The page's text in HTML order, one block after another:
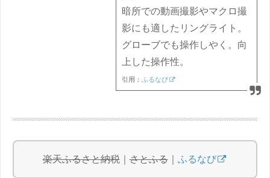
暗所での動画撮影やマクロ撮
影にも適したリングライト。
グローブでも操作しやく。向
上した操作性。
引用： ふるなび
楽天ふるさと納税｜さとふる｜ ふるなび